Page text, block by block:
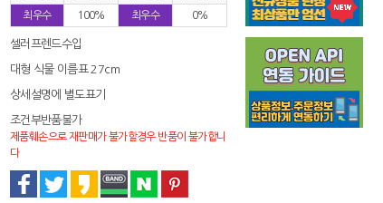
최우수
100% 최우수 0%
셀러프렌드수입
대형 식물 이름표 27cm
상세설명에 별도표기
조건부반품불가
제품훼손으로 재판매가 불가할경우 반품이 불가합니
다